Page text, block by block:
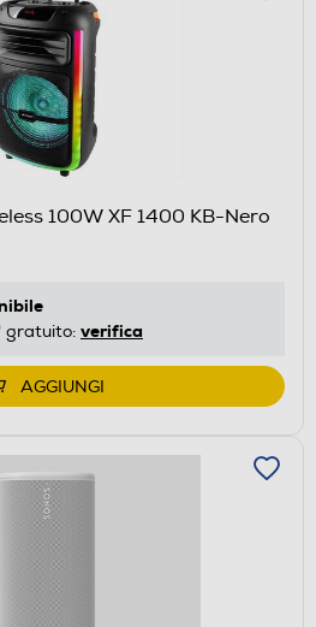
100W XF 1400 KB-Nero
gratuito: verifica
AGGIUNGI